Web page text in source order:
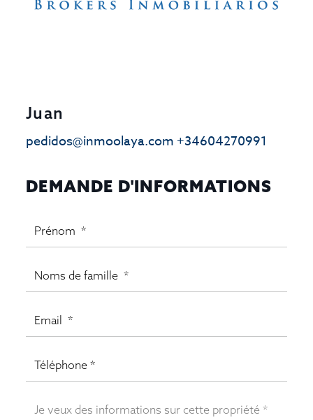
Juan
pedidos@inmoolaya.com +34604270991
DEMANDE D'INFORMATIONS